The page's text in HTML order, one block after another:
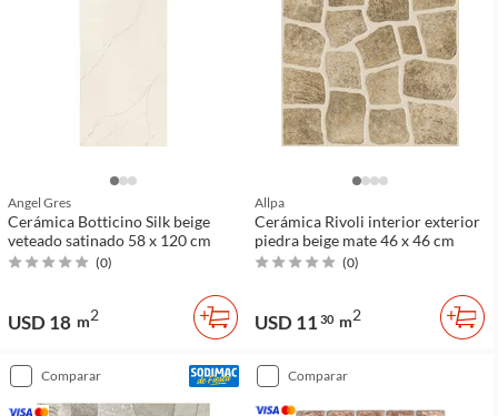
Angel Gres
Cerámica Botticino Silk beige
veteado satinado 58 x 120 cm
(0)
USD 18 m2
Allpa
Cerámica Rivoli interior exterior
piedra beige mate 46 x 46 cm
(0)
USD 11 30 m2
comparar comparar